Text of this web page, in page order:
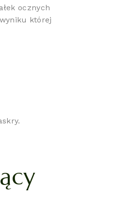
ocznych
której